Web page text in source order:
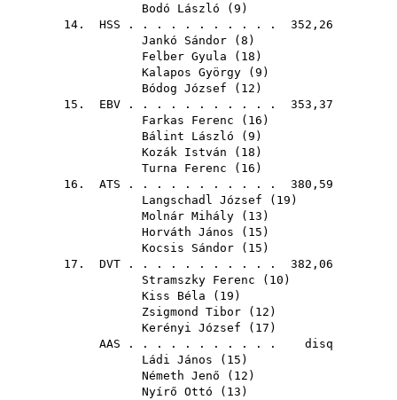
Bodó László ( 9 )
14. HSS . . . . . . . . . . . 352,26
Jankó Sándor ( 8 )
Felber Gyula ( 18 )
Kalapos György ( 9 )
Bódog József ( 12 )
15. EBV . . . . . . . . . . . 353,37
Farkas Ferenc ( 16 )
Bálint László ( 9 )
Kozák István ( 18 )
Turna Ferenc ( 16 )
16. ATS . . . . . . . . . . . 380,59
Langschadl József ( 19 )
Molnár Mihály ( 13 )
Horváth János ( 15 )
Kocsis Sándor ( 15 )
17. DVT . . . . . . . . . . . 382,06
Stramszky Ferenc ( 10 )
Kiss Béla ( 19 )
Zsigmond Tibor ( 12 )
Kerényi József ( 17 )
AAS . . . . . . . . . . . disq
Ládi János ( 15 )
Németh Jenő ( 12 )
Nyírő Ottó ( 13 )